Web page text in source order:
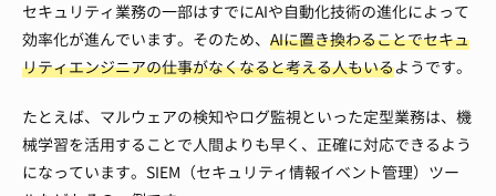
セキュリティ業務の一部はすでにAIや自動化技術の進化によって
効率化が進んでいます。そのため、 AIに置き換わることでセキュ
リティエンジニアの仕事がなくなると考える人もいるようです。
たとえば、マルウェアの検知やログ監視といった定型業務は、機
械学習を活用することで人間よりも早く、正確に対応できるよう
になっています。SIEM（セキュリティ情報イベント管理）ツー